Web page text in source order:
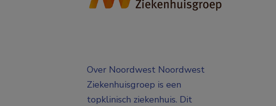
Over Noordwest Noordwest
Ziekenhuisgroep is een
topklinisch ziekenhuis. Dit